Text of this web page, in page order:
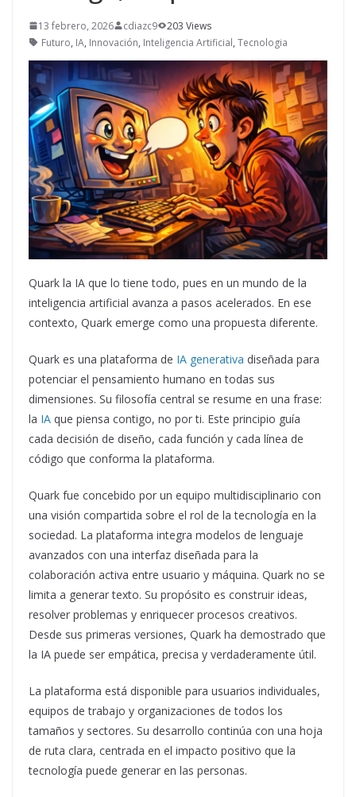
13 febrero, 2026 cdiazc9
203 Views
Futuro, IA, Innovación, Inteligencia Artificial, Tecnologia
Quark la IA que lo tiene todo, pues en un mundo de la
inteligencia artificial avanza a pasos acelerados. En ese
contexto, Quark emerge como una propuesta diferente.
Quark es una plataforma de IA generativa diseñada para
potenciar el pensamiento humano en todas sus
dimensiones. Su filosofía central se resume en una frase:
la IA que piensa contigo, no por ti. Este principio guía
cada decisión de diseño, cada función y cada línea de
código que conforma la plataforma.
Quark fue concebido por un equipo multidisciplinario con
una visión compartida sobre el rol de la tecnología en la
sociedad. La plataforma integra modelos de lenguaje
avanzados con una interfaz diseñada para la
colaboración activa entre usuario y máquina. Quark no se
limita a generar texto. Su propósito es construir ideas,
resolver problemas y enriquecer procesos creativos.
Desde sus primeras versiones, Quark ha demostrado que
la IA puede ser empática, precisa y verdaderamente útil.
La plataforma está disponible para usuarios individuales,
equipos de trabajo y organizaciones de todos los
tamaños y sectores. Su desarrollo continúa con una hoja
de ruta clara, centrada en el impacto positivo que la
tecnología puede generar en las personas.